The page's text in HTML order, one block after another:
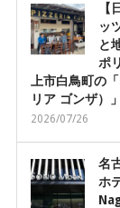
ッ
と
ポ
上市白鳥町の
リア ゴンザ）」
2026/07/26
名
ホ